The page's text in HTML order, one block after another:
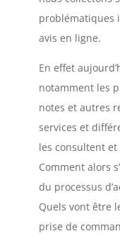
problématiques
avis en ligne.
En effet
notamment les
notes et autres
services et
les consultent
Comment alors
du processus
Quels vont être
prise de